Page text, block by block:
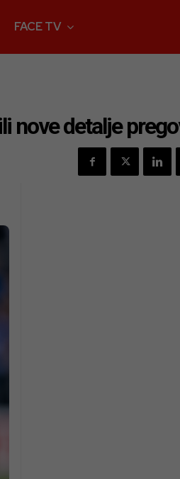
FACE TV
nove detalje